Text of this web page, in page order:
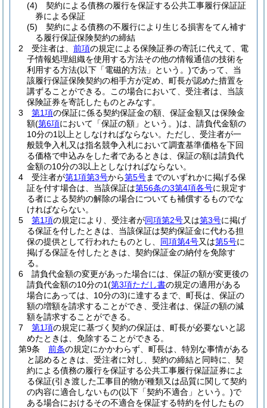
(4)
契約による債務の履行を保証する公共工事履行保証証
券による保証
(5)
契約による債務の不履行により生じる損害をてん補す
る履行保証保険契約の締結
2
受注者は、 前項の規定による保険証券の寄託に代えて、電
子情報処理組織を使用する方法その他の情報通信の技術を
利用する方法(以下「電磁的方法」という。)であって、当
該履行保証保険契約の相手方が定め、町長が認めた措置を
講ずることができる。
この場合において、受注者は、当該
保険証券を寄託したものとみなす。
3
第1項の保証に係る契約保証金の額、保証金額又は保険金
額(第6項において「保証の額」という。)は、請負代金額の
10分の1以上としなければならない。 ただし、受注者が一
般競争入札又は指名競争入札において調査基準価格を下回
る価格で申込みをした者であるときは、保証の額は請負代
金額の10分の3以上としなければならない。
4
受注者が第1項第3号から第5号までのいずれかに掲げる保
証を付す場合は、当該保証は第56条の3第4項各号に規定す
る者による契約の解除の場合についても補償するものでな
ければならない。
5
第1項の規定により、受注者が同項第2号又は第3号に掲げ
る保証を付したときは、当該保証は契約保証金に代わる担
保の提供として行われたものとし、 同項第4号又は第5号に
掲げる保証を付したときは、契約保証金の納付を免除す
る。
6
請負代金額の変更があった場合には、保証の額が変更後の
請負代金額の10分の1(第3項ただし書の規定の適用がある
場合にあっては、10分の3)に達するまで、町長は、保証の
額の増額を請求することができ、受注者は、保証の額の減
額を請求することができる。
7
第1項の規定に基づく契約の保証は、町長が必要ないと認
めたときは、免除することができる。
第9条
前条の規定にかかわらず、町長は、特別な事情がある
と認めるときは、受注者に対し、契約の締結と同時に、契
約による債務の履行を保証する公共工事履行保証証券によ
る保証(引き渡した工事目的物が種類又は品質に関して契約
の内容に適合しないもの(以下「契約不適合」という。)で
ある場合におけるその不適合を保証する特約を付したもの